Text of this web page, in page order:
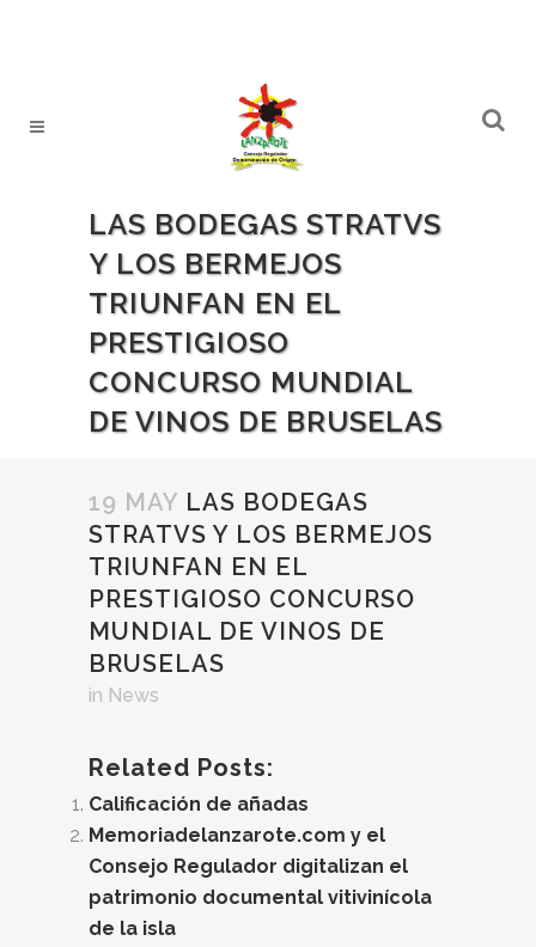
LAS BODEGAS STRATVS
Y LOS BERMEJOS
TRIUNFAN EN EL
PRESTIGIOSO
CONCURSO MUNDIAL
DE VINOS DE BRUSELAS
19 MAY LAS BODEGAS
STRATVS Y LOS BERMEJOS
TRIUNFAN EN EL
PRESTIGIOSO CONCURSO
MUNDIAL DE VINOS DE
BRUSELAS
in News
Related Posts:
Calificación de añadas
Memoriadelanzarote.com y el
Consejo Regulador digitalizan el
patrimonio documental vitivinícola
de la isla